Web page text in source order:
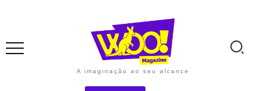
A imaginação ao seu alcance